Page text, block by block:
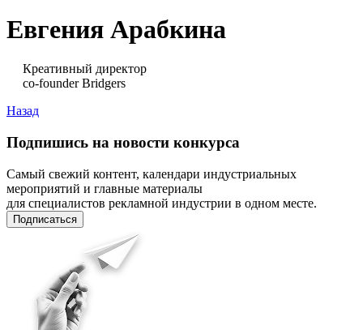
Евгения Арабкина
Креативный директор
co-founder Bridgers
Назад
Подпишись на новости конкурса
Самый свежий контент, календари индустриальных
мероприятий и главные материалы
для специалистов рекламной индустрии в одном месте.
Подписаться